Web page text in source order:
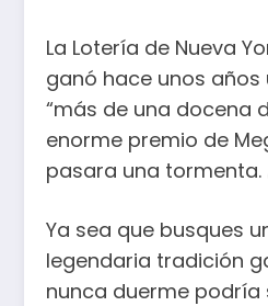
La Lotería de Nueva
ganó hace unos años
“más de una docena
enorme premio de
pasara una tormenta.
Ya sea que busques
legendaria tradición
nunca duerme podría